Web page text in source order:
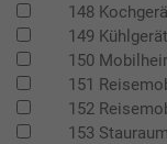
148
149
150
151
152
153